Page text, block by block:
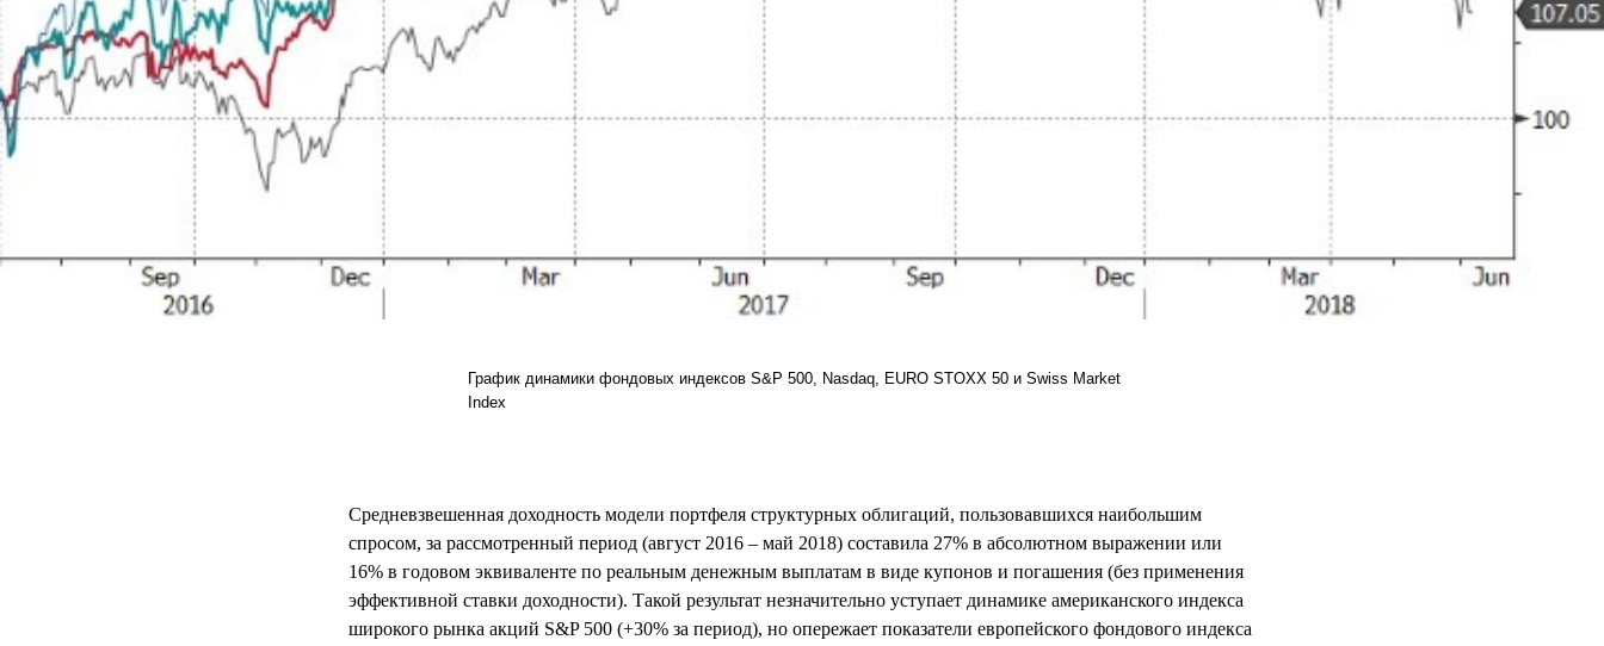
График динамики фондовых индексов S&P 500, Nasdaq, EURO STOXX 50 и Swiss Market
Index
Средневзвешенная доходность модели портфеля структурных облигаций, пользовавшихся наибольшим
спросом, за рассмотренный период (август 2016 – май 2018) составила 27% в абсолютном выражении или
16% в годовом эквиваленте по реальным денежным выплатам в виде купонов и погашения (без применения
эффективной ставки доходности). Такой результат незначительно уступает динамике американского индекса
широкого рынка акций S&P 500 (+30% за период), но опережает показатели европейского фондового индекса